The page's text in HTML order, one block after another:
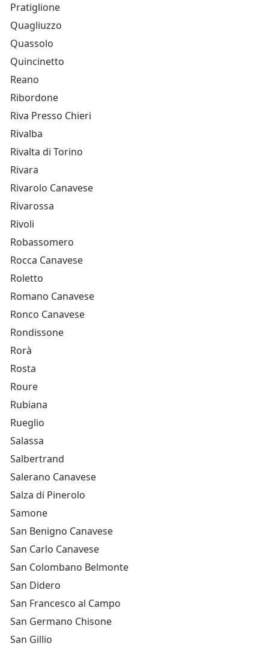
Pratiglione
Quagliuzzo
Quassolo
Quincinetto
Reano
Ribordone
Riva Presso Chieri
Rivalba
Rivalta di Torino
Rivara
Rivarolo Canavese
Rivarossa
Rivoli
Robassomero
Rocca Canavese
Roletto
Romano Canavese
Ronco Canavese
Rondissone
Rorà
Rosta
Roure
Rubiana
Rueglio
Salassa
Salbertrand
Salerano Canavese
Salza di Pinerolo
Samone
San Benigno Canavese
San Carlo Canavese
San Colombano Belmonte
San Didero
San Francesco al Campo
San Germano Chisone
San Gillio